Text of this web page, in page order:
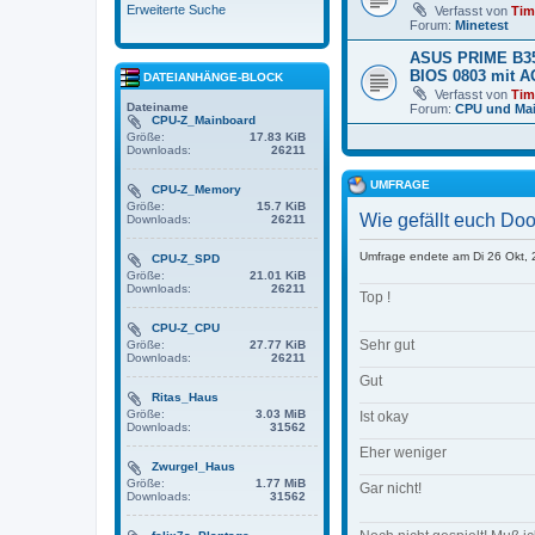
Verfasst von
Forum: Minetest
ASUS PRIME
BIOS 0803 mit
Verfasst von
Forum: CPU und
UMFRAGE
Wie gefällt euch
Umfrage endete am Di 26 Okt,
Top !
Sehr gut
Gut
Ist okay
Eher weniger
Gar nicht!
Erweiterte Suche
DATEIANHÄNGE-BLOCK
Dateiname
CPU-Z_Mainboard
Größe:
17.83 KiB
Downloads:
26211
CPU-Z_Memory
Größe:
15.7 KiB
Downloads:
26211
CPU-Z_SPD
Größe:
21.01 KiB
Downloads:
26211
CPU-Z_CPU
Größe:
27.77 KiB
Downloads:
26211
Ritas_Haus
Größe:
3.03 MiB
Downloads:
31562
Zwurgel_Haus
Größe:
1.77 MiB
Downloads:
31562